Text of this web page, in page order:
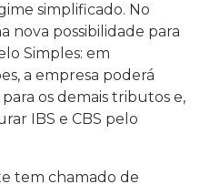
simplificado. No
nova possibilidade para
Simples: em
a empresa poderá
os demais tributos e,
IBS e CBS pelo
tem chamado de